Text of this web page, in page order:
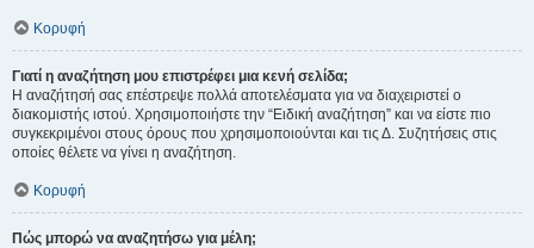
Κορυφή
Γιατί η αναζήτηση μου επιστρέφει μια κενή σελίδα;
Η αναζήτησή σας επέστρεψε πολλά αποτελέσματα για να διαχειριστεί ο
διακομιστής ιστού. Χρησιμοποιήστε την “Ειδική αναζήτηση” και να είστε πιο
συγκεκριμένοι στους όρους που χρησιμοποιούνται και τις Δ. Συζητήσεις στις
οποίες θέλετε να γίνει η αναζήτηση.
Κορυφή
Πώς μπορώ να αναζητήσω για μέλη;